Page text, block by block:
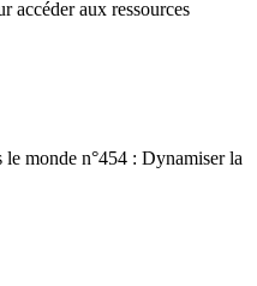
accéder aux ressources
le monde n°454 : Dynamiser la